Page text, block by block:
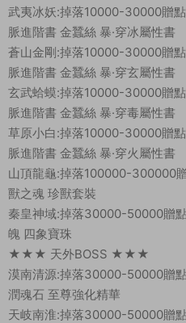
武夷冰妖:掉落10000-30000贈
脈進階書 金蠶絲 暴·穿冰屬性書
蒼山金剛:掉落10000-30000贈
脈進階書 金蠶絲 暴·穿玄屬性書
玄武蛤蟆:掉落10000-30000贈
脈進階書 金蠶絲 暴·穿毒屬性書
草原小白:掉落10000-30000贈
脈進階書 金蠶絲 暴·穿火屬性書
山頂龍龜:掉落100000-300000
獸之魂 珍獸套裝
秦皇神域:掉落30000-50000贈
魄 四象寶珠
★★★ 天外BOSS ★★★
漠南清源:掉落30000-50000贈
潤魂石 至尊強化精華
天岐南淮:掉落30000-50000贈